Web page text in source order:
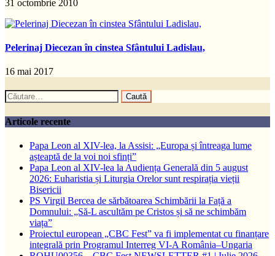
31 octombrie 2010
Pelerinaj Diecezan în cinstea Sfântului Ladislau,
16 mai 2017
Caută
după:
Articole recente
Papa Leon al XIV-lea, la Assisi: „Europa și întreaga lume
așteaptă de la voi noi sfinți”
Papa Leon al XIV-lea la Audiența Generală din 5 august
2026: Euharistia și Liturgia Orelor sunt respirația vieții
Bisericii
PS Virgil Bercea de sărbătoarea Schimbării la Față a
Domnului: „Să-L ascultăm pe Cristos și să ne schimbăm
viața”
Proiectul european „CBC Fest” va fi implementat cu finanțare
integrală prin Programul Interreg VI-A România–Ungaria